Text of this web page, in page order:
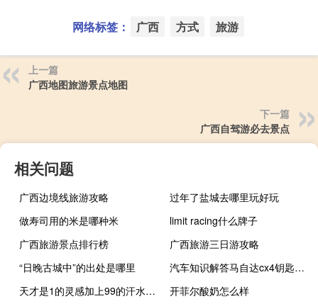
网络标签： 广西 方式 旅游
上一篇
广西地图旅游景点地图
下一篇
广西自驾游必去景点
相关问题
广西边境线旅游攻略
过年了盐城去哪里玩好玩
做寿司用的米是哪种米
limit racing什么牌子
广西旅游景点排行榜
广西旅游三日游攻略
“日晚古城中”的出处是哪里
汽车知识解答马自达cx4钥匙电池型号是多少？
天才是1的灵感加上99的汗水是谁说的（天才是1 的灵感加上99 的汗水是谁说的）
开菲尔酸奶怎么样